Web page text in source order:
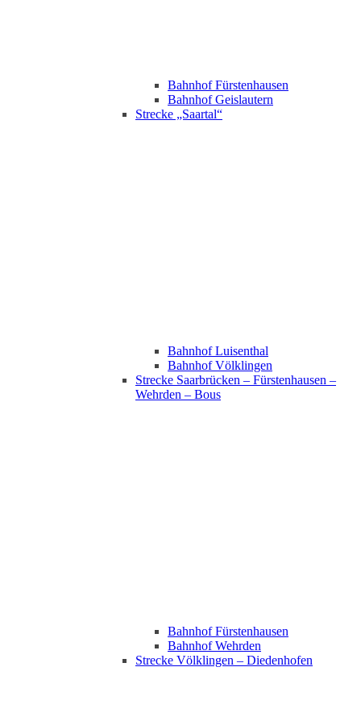
Bahnhof Fürstenhausen
Bahnhof Geislautern
Strecke „Saartal“
Bahnhof Luisenthal
Bahnhof Völklingen
Strecke Saarbrücken – Fürstenhausen –
Wehrden – Bous
Bahnhof Fürstenhausen
Bahnhof Wehrden
Strecke Völklingen – Diedenhofen